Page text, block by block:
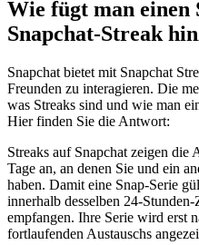
Wie fügt man einen
Snapchat-Streak
Snapchat bietet mit Snapchat
Freunden zu interagieren. Die
was Streaks sind und wie man
Hier finden Sie die Antwort:
Streaks auf Snapchat zeigen die
Tage an, an denen Sie und ein
haben. Damit eine Snap-Serie
innerhalb desselben 24-
empfangen. Ihre Serie wird erst
fortlaufenden Austauschs